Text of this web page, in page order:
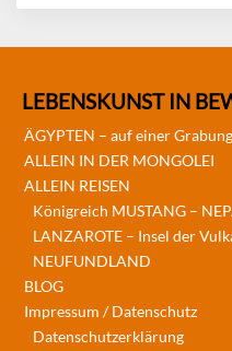
LEBENSKUNST IN
ÄGYPTEN – auf einer Grabung
ALLEIN IN DER MONGOLEI
ALLEIN REISEN
Königreich MUSTANG –
LANZAROTE – Insel der
NEUFUNDLAND
BLOG
Impressum / Datenschutz
Datenschutzerklärung